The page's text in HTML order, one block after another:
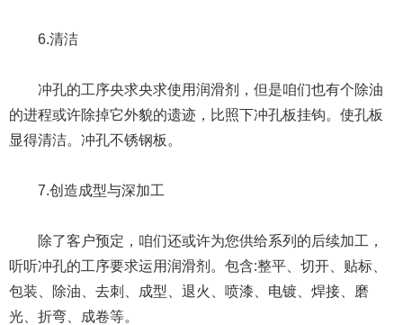
6.清洁
冲孔的工序央求央求使用润滑剂，但是咱们也有个除油
的进程或许除掉它外貌的遗迹，比照下冲孔板挂钩。使孔板
显得清洁。冲孔不锈钢板。
7.创造成型与深加工
除了客户预定，咱们还或许为您供给系列的后续加工，
听听冲孔的工序要求运用润滑剂。包含:整平、切开、贴标、
包装、除油、去刺、成型、退火、喷漆、电镀、焊接、磨
光、折弯、成卷等。